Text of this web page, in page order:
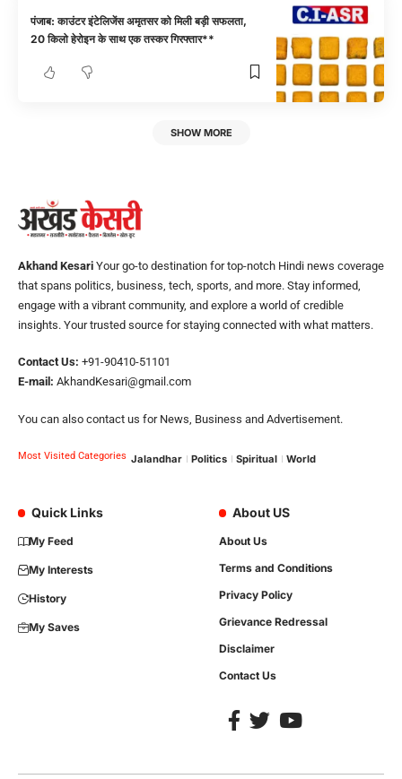
पंजाब: काउंटर इंटेलिजेंस अमृतसर को मिली बड़ी सफलता,
20 किलो हेरोइन के साथ एक तस्कर गिरफ्तार**
SHOW MORE
Akhand Kesari Your go-to destination for top-notch Hindi news coverage
that spans politics, business, tech, sports, and more. Stay informed,
engage with a vibrant community, and explore a world of credible
insights. Your trusted source for staying connected with what matters.
Contact Us: +91-90410-51101
E-mail: AkhandKesari@gmail.com
You can also contact us for News, Business and Advertisement.
Most Visited Categories Jalandhar Politics Spiritual World
Quick Links
My Feed
My Interests
History
My Saves
About US
About Us
Terms and Conditions
Privacy Policy
Grievance Redressal
Disclaimer
Contact Us